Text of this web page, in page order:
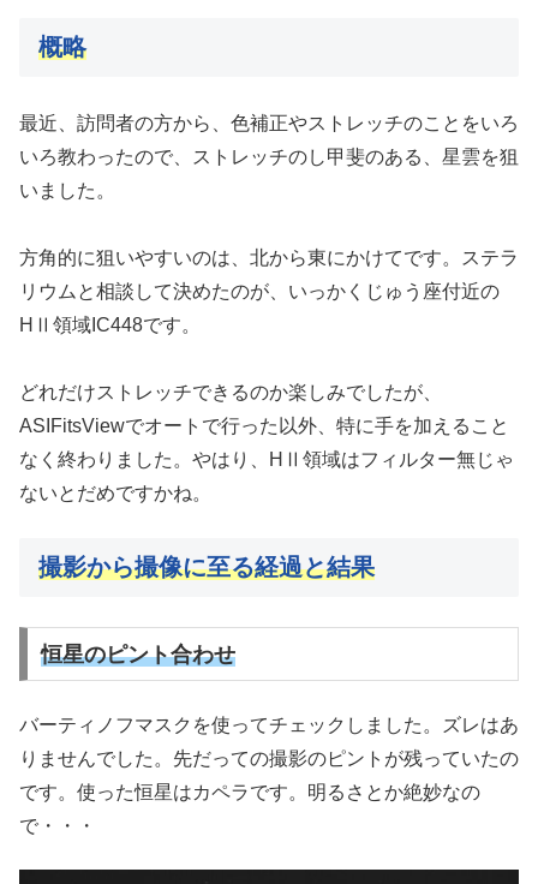
概略
最近、訪問者の方から、色補正やストレッチのことをいろ
いろ教わったので、ストレッチのし甲斐のある、星雲を狙
いました。
方角的に狙いやすいのは、北から東にかけてです。ステラ
リウムと相談して決めたのが、いっかくじゅう座付近の
HⅡ領域IC448です。
どれだけストレッチできるのか楽しみでしたが、
ASIFitsViewでオートで行った以外、特に手を加えること
なく終わりました。やはり、HⅡ領域はフィルター無じゃ
ないとだめですかね。
撮影から撮像に至る経過と結果
恒星のピント合わせ
バーティノフマスクを使ってチェックしました。ズレはあ
りませんでした。先だっての撮影のピントが残っていたの
です。使った恒星はカペラです。明るさとか絶妙なの
で・・・